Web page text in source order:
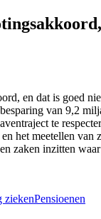
en dat is goed
van 9,2
te
het meetellen van
zaken inzitten
ziekenPensioenen